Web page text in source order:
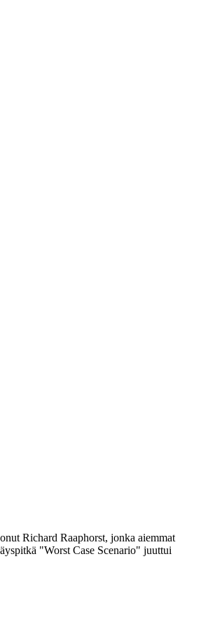
Richard Raaphorst, jonka aiemmat
"Worst Case Scenario" juuttui